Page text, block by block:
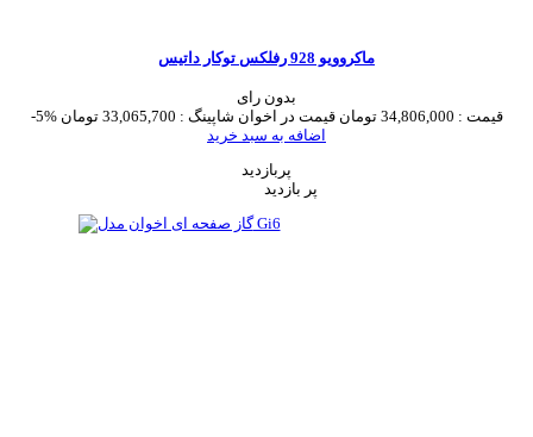
ماکروویو 928 رفلکس توکار داتیس
بدون رای
-5%
قیمت : 34,806,000 تومان قیمت در اخوان شاپینگ : 33,065,700 تومان
اضافه به سبد خرید
پربازدید
پر بازدید